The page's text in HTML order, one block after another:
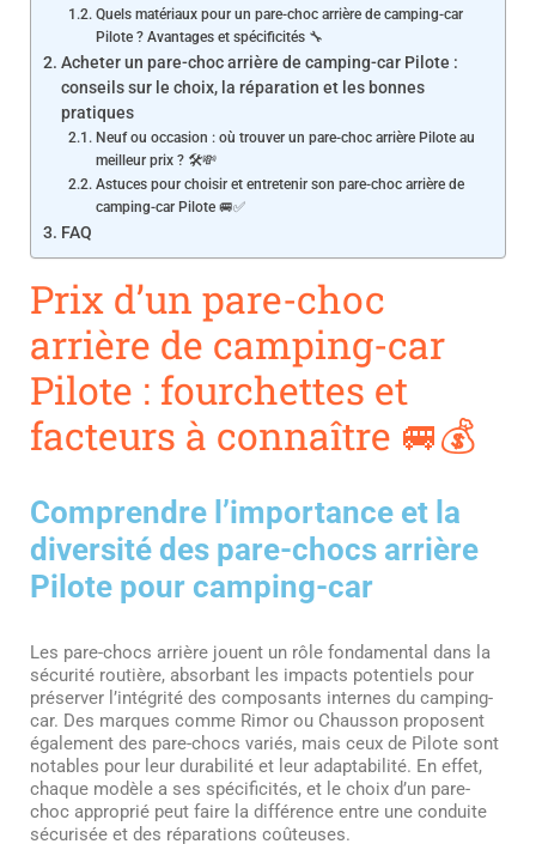
Quels matériaux pour un pare-choc arrière de camping-car
Pilote ? Avantages et spécificités 🔧
Acheter un pare-choc arrière de camping-car Pilote :
conseils sur le choix, la réparation et les bonnes
pratiques
Neuf ou occasion : où trouver un pare-choc arrière Pilote au
meilleur prix ? 🛠️💸
Astuces pour choisir et entretenir son pare-choc arrière de
camping-car Pilote 🚐✅
FAQ
Prix d’un pare-choc
arrière de camping-car
Pilote : fourchettes et
facteurs à connaître 🚐💰
Comprendre l’importance et la
diversité des pare-chocs arrière
Pilote pour camping-car
Les pare-chocs arrière jouent un rôle fondamental dans la
sécurité routière, absorbant les impacts potentiels pour
préserver l’intégrité des composants internes du camping-
car. Des marques comme Rimor ou Chausson proposent
également des pare-chocs variés, mais ceux de Pilote sont
notables pour leur durabilité et leur adaptabilité. En effet,
chaque modèle a ses spécificités, et le choix d’un pare-
choc approprié peut faire la différence entre une conduite
sécurisée et des réparations coûteuses.